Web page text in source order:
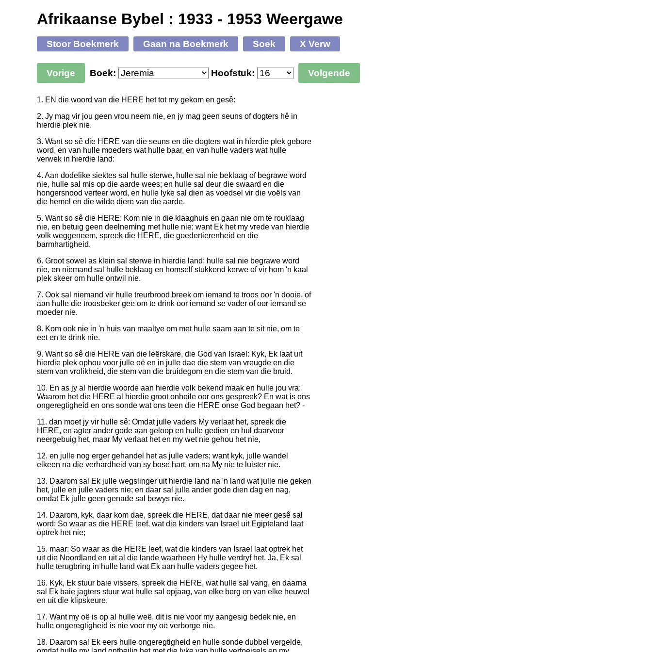
Afrikaanse Bybel : 1933 - 1953 Weergawe
Stoor Boekmerk Gaan na Boekmerk Soek X Verw
Vorige Boek: Hoofstuk: Volgende
1. EN die woord van die HERE het tot my gekom en gesê:
2. Jy mag vir jou geen vrou neem nie, en jy mag geen seuns of dogters hê in
hierdie plek nie.
3. Want so sê die HERE van die seuns en die dogters wat in hierdie plek gebore
word, en van hulle moeders wat hulle baar, en van hulle vaders wat hulle
verwek in hierdie land:
4. Aan dodelike siektes sal hulle sterwe, hulle sal nie beklaag of begrawe word
nie, hulle sal mis op die aarde wees; en hulle sal deur die swaard en die
hongersnood verteer word, en hulle lyke sal dien as voedsel vir die voëls van
die hemel en die wilde diere van die aarde.
5. Want so sê die HERE: Kom nie in die klaaghuis en gaan nie om te rouklaag
nie, en betuig geen deelneming met hulle nie; want Ek het my vrede van hierdie
volk weggeneem, spreek die HERE, die goedertierenheid en die
barmhartigheid.
6. Groot sowel as klein sal sterwe in hierdie land; hulle sal nie begrawe word
nie, en niemand sal hulle beklaag en homself stukkend kerwe of vir hom 'n kaal
plek skeer om hulle ontwil nie.
7. Ook sal niemand vir hulle treurbrood breek om iemand te troos oor 'n dooie, of
aan hulle die troosbeker gee om te drink oor iemand se vader of oor iemand se
moeder nie.
8. Kom ook nie in 'n huis van maaltye om met hulle saam aan te sit nie, om te
eet en te drink nie.
9. Want so sê die HERE van die leërskare, die God van Israel: Kyk, Ek laat uit
hierdie plek ophou voor julle oë en in julle dae die stem van vreugde en die
stem van vrolikheid, die stem van die bruidegom en die stem van die bruid.
10. En as jy al hierdie woorde aan hierdie volk bekend maak en hulle jou vra:
Waarom het die HERE al hierdie groot onheile oor ons gespreek? En wat is ons
ongeregtigheid en ons sonde wat ons teen die HERE onse God begaan het? -
11. dan moet jy vir hulle sê: Omdat julle vaders My verlaat het, spreek die
HERE, en agter ander gode aan geloop en hulle gedien en hul daarvoor
neergebuig het, maar My verlaat het en my wet nie gehou het nie,
12. en julle nog erger gehandel het as julle vaders; want kyk, julle wandel
elkeen na die verhardheid van sy bose hart, om na My nie te luister nie.
13. Daarom sal Ek julle wegslinger uit hierdie land na 'n land wat julle nie geken
het, julle en julle vaders nie; en daar sal julle ander gode dien dag en nag,
omdat Ek julle geen genade sal bewys nie.
14. Daarom, kyk, daar kom dae, spreek die HERE, dat daar nie meer gesê sal
word: So waar as die HERE leef, wat die kinders van Israel uit Egipteland laat
optrek het nie;
15. maar: So waar as die HERE leef, wat die kinders van Israel laat optrek het
uit die Noordland en uit al die lande waarheen Hy hulle verdryf het. Ja, Ek sal
hulle terugbring in hulle land wat Ek aan hulle vaders gegee het.
16. Kyk, Ek stuur baie vissers, spreek die HERE, wat hulle sal vang, en daarna
sal Ek baie jagters stuur wat hulle sal opjaag, van elke berg en van elke heuwel
en uit die klipskeure.
17. Want my oë is op al hulle weë, dit is nie voor my aangesig bedek nie, en
hulle ongeregtigheid is nie voor my oë verborge nie.
18. Daarom sal Ek eers hulle ongeregtigheid en hulle sonde dubbel vergelde,